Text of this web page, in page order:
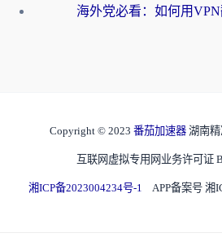
Copyright © 2023 番茄加速器 湖南
互联网虚拟专用网业务许可证
湘ICP备2023004234号-1 APP备案号 湘